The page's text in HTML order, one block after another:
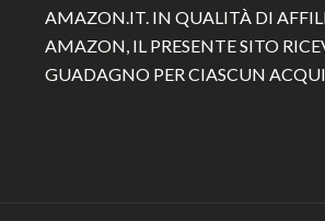
AMAZON.IT. IN QUALITÀ DI
AMAZON, IL PRESENTE SITO
GUADAGNO PER CIASCUN